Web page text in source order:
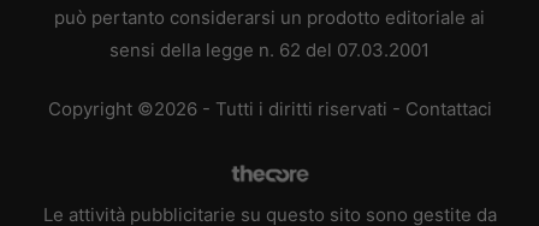
può pertanto considerarsi un prodotto editoriale ai
sensi della legge n. 62 del 07.03.2001
Copyright ©2026 - Tutti i diritti riservati - Contattaci
Le attività pubblicitarie su questo sito sono gestite da